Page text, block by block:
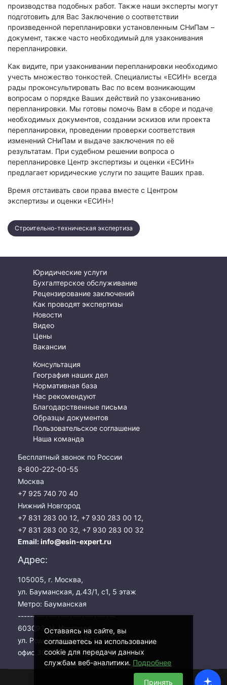
Оставаясь на сайте, вы
соглашаетесь на использование
cookie для передачи данных
службам веб-аналитики. Подробнее
Принять
производства подобных работ. Также наши эксперты могут
подготовить для Вас Заключение о соответствии
произведенной перепланировки установленным СНиПам –
документ, также часто необходимый для узаконивания
перепланировки.
Как видите, при узаконивании перепланировки необходимо
учесть множество тонкостей. Специалисты «ЕСИН» всегда
рады проконсультировать Вас по всем возникающим
вопросам о порядке Ваших действий по узакониванию
перепланировки. Мы готовы помочь Вам в сборе и подаче
необходимых документов, создании эскизов или проекта
перепланировки, проведении проверки соответствия
изменений СНиПам и выдаче заключения по её
результатам. При судебном решении вопроса о
перепланировке Центр экспертизы и оценки «ЕСИН»
предлагает юридические услуги по защите Ваших прав.
Время отстаивать свои права вместе с Центром
экспертизы и оценки «ЕСИН»!
Строительно-техническая экспертиза
Юридические услуги
Бухгалтерское обслуживание
Рецензирование заключений
Как проводят экспертизы
Новости
Видео
Цены
Вакансии
Консультация
География наших дел
Нормативная база
Нас рекомендуют
Благодарственные письма
Образцы документов
Пользовательское соглашение
Наша команда
Бесплатный звонок по России
8-800-222-00-55
Москва
+7 925 740 70 40
Нижний Новгород
+7 831 283 00 12, +7 930 283 00 12,
+7 831 283 00 32, +7 930 283 00 32
Email:info@esin-expert.ru
Адрес:
105005, г. Москва,
ул. Бауманская, д.43/1, с1, 5 этаж
Метро: Бауманская
--------------------------------
603093, Н. Новгород,
ул. Родионова, д. 167 Б,
офис 303